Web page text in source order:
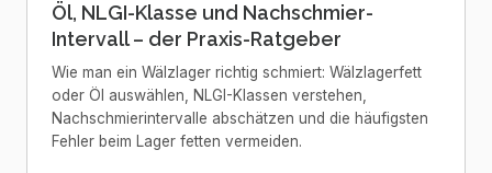
Öl, NLGI-Klasse und Nachschmier-
Intervall – der Praxis-Ratgeber
Wie man ein Wälzlager richtig schmiert: Wälzlagerfett
oder Öl auswählen, NLGI-Klassen verstehen,
Nachschmierintervalle abschätzen und die häufigsten
Fehler beim Lager fetten vermeiden.